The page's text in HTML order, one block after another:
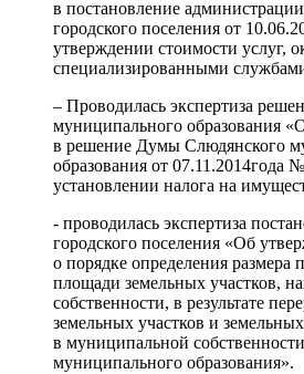
в постановление
городского поселения от
утверждении стоимости услуг,
специализированными
– Проводилась экспертиза
муниципального образования
в решение Думы Слюдянского
образования от 07.11.2014года
установлении налога на
- проводилась экспертиза
городского поселения «Об
о порядке определения размера
площади земельных участков,
собственности, в результате
земельных участков и
в муниципальной
муниципального образования».